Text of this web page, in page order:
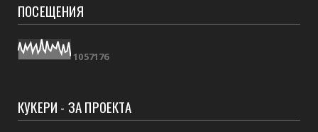
ПОСЕЩЕНИЯ
1057176
КУКЕРИ - ЗА ПРОЕКТА